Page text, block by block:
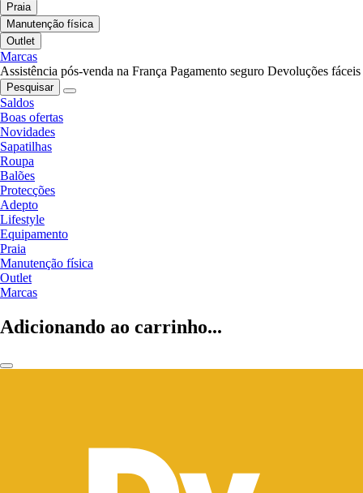
Praia
Manutenção física
Outlet
Marcas
Assistência pós-venda na França Pagamento seguro Devoluções fáceis
Pesquisar
Saldos
Boas ofertas
Novidades
Sapatilhas
Roupa
Balões
Protecções
Adepto
Lifestyle
Equipamento
Praia
Manutenção física
Outlet
Marcas
Adicionando ao carrinho...